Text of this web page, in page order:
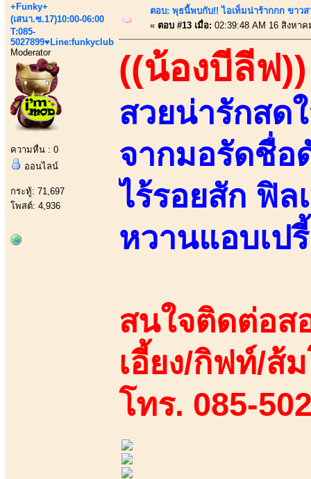
+Funky+
(เสนา.ซ.17)10:00-06:00
T:085-
5027899♥Line:funkyclub
Moderator
ความหื่น : 0
ออนไลน์
กระทู้: 71,697
โพสต์: 4,936
ตอบ: พุธนี้พบกับ!! ไอเท็มน่าร้ากกก ขาว
« ตอบ #13 เมื่อ: 02:39:48 AM 16 สิงหาค
((น้องบีลีฟ))
สวยน่ารักสด
จากมอรัดชื่อ
ไร้รอยสัก ฟิล
หวานแอบเป
สนใจติดต่อส
เอี้ยง/กิฟท์/ส้
โทร. 085-